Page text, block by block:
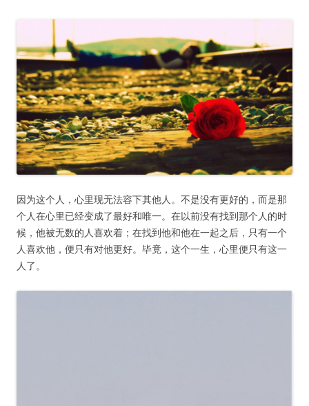
因为这个人，心里现无法容下其他人。不是没有更好的，而是那
个人在心里已经变成了最好和唯一。在以前没有找到那个人的时
候，他被无数的人喜欢着；在找到他和他在一起之后，只有一个
人喜欢他，便只有对他更好。毕竟，这个一生，心里便只有这一
人了。